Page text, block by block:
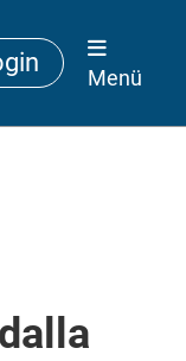
Menü